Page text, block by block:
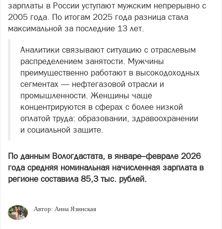
зарплаты в России уступают мужским непрерывно с
2005 года. По итогам 2025 года разница стала
максимальной за последние 13 лет.
Аналитики связывают ситуацию с отраслевым
распределением занятости. Мужчины
преимущественно работают в высокодоходных
сегментах — нефтегазовой отрасли и
промышленности. Женщины чаще
концентрируются в сферах с более низкой
оплатой труда: образовании, здравоохранении
и социальной защите.
По данным Вологдастата, в январе–феврале 2026
года средняя номинальная начисленная зарплата в
регионе составила 85,3 тыс. рублей.
Автор: Анна Язинская